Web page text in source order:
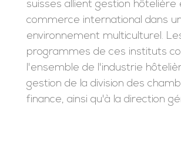
suisses allient gestion hôtelière
commerce international dans
environnement multiculturel.
programmes de ces instituts
l'ensemble de l'industrie
gestion de la division des
finance, ainsi qu'à la direction